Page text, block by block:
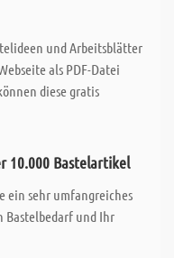
und Arbeitsblätter
als PDF-Datei
diese gratis
10.000 Bastelartikel
ein sehr umfangreiches
und Ihr